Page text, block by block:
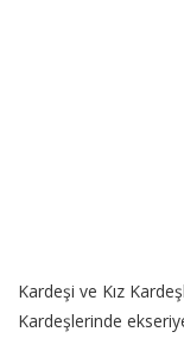
Kardeşi ve Kız
Kardeşlerinde